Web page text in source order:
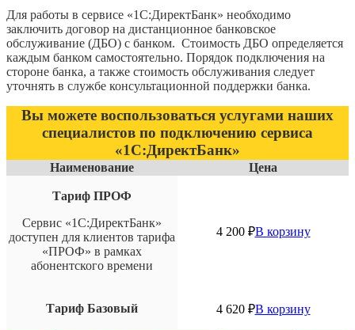
Для работы в сервисе «1С:ДиректБанк» необходимо
заключить договор на дистанционное банковское
обслуживание (ДБО) с банком. Стоимость ДБО определяется
каждым банком самостоятельно. Порядок подключения на
стороне банка, а также стоимость обслуживания следует
уточнять в службе консультационной поддержки банка.
Вы можете воспользоваться услугами наших
специалистов по подключению сервиса
«1С:ДиректБанк»
Наименование Цена
Тариф ПРОФ
Сервис «1С:ДиректБанк»
доступен для клиентов тарифа
«ПРОФ» в рамках
абонентского времени
4 200 ₽В корзину
Тариф Базовый 4 620 ₽В корзину